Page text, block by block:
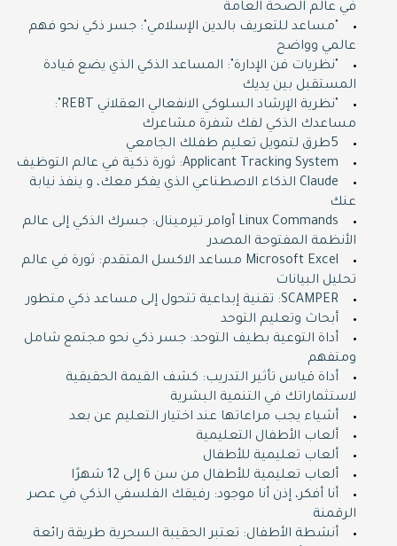
في عالم الصحة العامة
"مساعد للتعريف بالدين الإسلامي": جسر ذكي نحو فهم
عالمي وواضح
"نظريات فن الإدارة": المساعد الذكي الذي يضع قيادة
المستقبل بين يديك
"نظرية الإرشاد السلوكي الانفعالي العقلاني REBT":
مساعدك الذكي لفك شفرة مشاعرك
5طرق لتمويل تعليم طفلك الجامعي
Applicant Tracking System: ثورة ذكية في عالم التوظيف
Claude الذكاء الاصطناعي الذي يفكر معك، و ينفذ نيابة
عنك
Linux Commands أوامر تيرمينال: جسرك الذكي إلى عالم
الأنظمة المفتوحة المصدر
Microsoft Excel مساعد الاكسل المتقدم: ثورة في عالم
تحليل البيانات
SCAMPER: تقنية إبداعية تتحول إلى مساعد ذكي متطور
أبحاث وتعليم التوحد
أداة التوعية بطيف التوحد: جسر ذكي نحو مجتمع شامل
ومتفهم
أداة قياس تأثير التدريب: كشف القيمة الحقيقية
لاستثماراتك في التنمية البشرية
أشياء يجب مراعاتها عند اختيار التعليم عن بعد
ألعاب الأطفال التعليمية
ألعاب تعليمية للأطفال
ألعاب تعليمية للأطفال من سن 6 إلى 12 شهرًا
أنا أفكر، إذن أنا موجود: رفيقك الفلسفي الذكي في عصر
الرقمنة
أنشطة الأطفال: تعتبر الحقيبة السحرية طريقة رائعة